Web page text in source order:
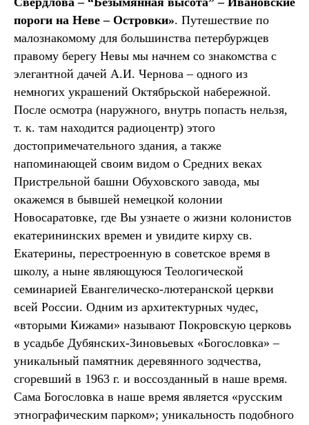
пороги на Неве – Островки». Путешествие по
малознакомому для большинства петербуржцев
правому берегу Невы мы начнем со знакомства с
элегантной дачей А.И. Чернова – одного из
немногих украшений Октябрьской набережной.
После осмотра (наружного, внутрь попасть нельзя,
т. к. там находится радиоцентр) этого
достопримечательного здания, а также
напоминающей своим видом о Средних веках
Пристрельной башни Обуховского завода, мы
окажемся в бывшей немецкой колонии
Новосаратовке, где Вы узнаете о жизни колонистов
екатерининских времен и увидите кирху св.
Екатерины, перестроенную в советское время в
школу, а ныне являющуюся Теологической
семинарией Евангелическо-лютеранской церкви
всей России. Одним из архитектурных чудес,
«вторыми Кижами» называют Покровскую церковь
в усадьбе Дубянских-Зиновьевых «Богословка» –
уникальный памятник деревянного зодчества,
сгоревший в 1963 г. и воссозданный в наше время.
Сама Богословка в наше время является «русским
этнографическим парком»; уникальность подобного